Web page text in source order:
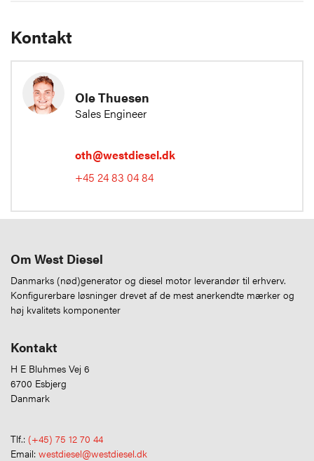
Kontakt
Ole Thuesen
Sales Engineer
oth@westdiesel.dk
+45 24 83 04 84
Om West Diesel
Danmarks (nød)generator og diesel motor leverandør til erhverv.
Konfigurerbare løsninger drevet af de mest anerkendte mærker og
høj kvalitets komponenter
Kontakt
H E Bluhmes Vej 6
6700 Esbjerg
Danmark
Tlf.: (+45) 75 12 70 44
Email: westdiesel@westdiesel.dk